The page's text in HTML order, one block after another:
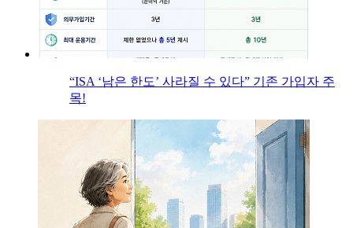
“ISA ‘남은 한도’ 사라질 수 있다” 기존 가입자 주
목!